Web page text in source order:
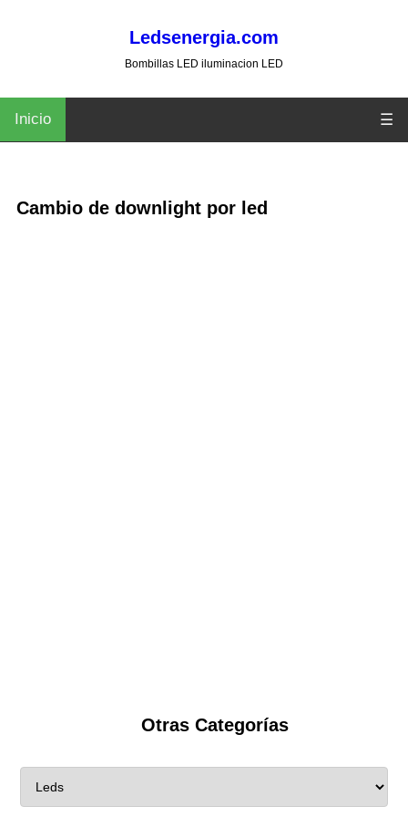
Ledsenergia.com
Bombillas LED iluminacion LED
Inicio ☰
Cambio de downlight por led
Otras Categorías